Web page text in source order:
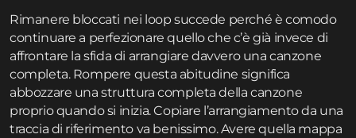
Rimanere bloccati nei loop succede perché è comodo
continuare a perfezionare quello che c’è già invece di
affrontare la sfida di arrangiare davvero una canzone
completa. Rompere questa abitudine significa
abbozzare una struttura completa della canzone
proprio quando si inizia. Copiare l’arrangiamento da una
traccia di riferimento va benissimo. Avere quella mappa